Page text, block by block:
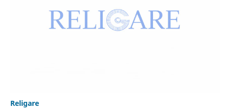
Religare